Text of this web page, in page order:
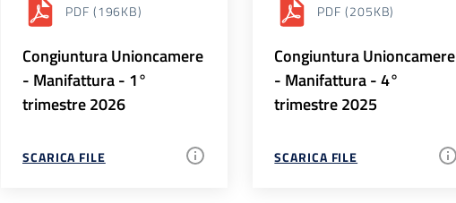
PDF (196KB)
Congiuntura Unioncamere
- Manifattura - 1°
trimestre 2026
SCARICA FILE
PDF (205KB)
Congiuntura Unioncamere
- Manifattura - 4°
trimestre 2025
SCARICA FILE